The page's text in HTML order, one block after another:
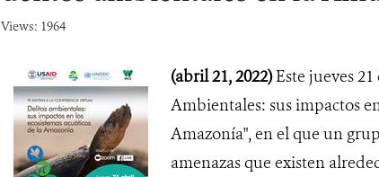
Views: 1964
(abril 21, 2022)Este jueves
Ambientales: sus impactos
Amazonía", en el que un
amenazas que existen